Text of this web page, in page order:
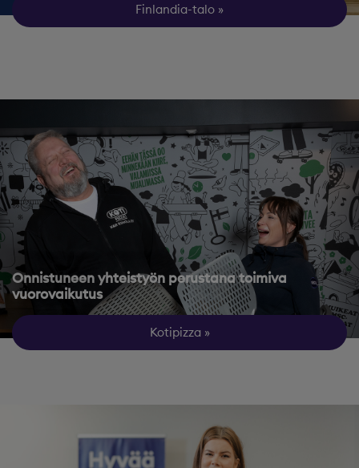
Finlandia-talo
Onnistuneen yhteistyön perustana toimiva
vuorovaikutus
Kotipizza